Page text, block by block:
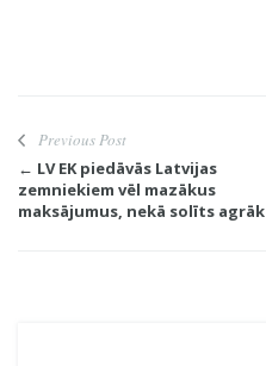
Previous Post
← LV EK piedāvās Latvijas
zemniekiem vēl mazākus
maksājumus, nekā solīts agrāk